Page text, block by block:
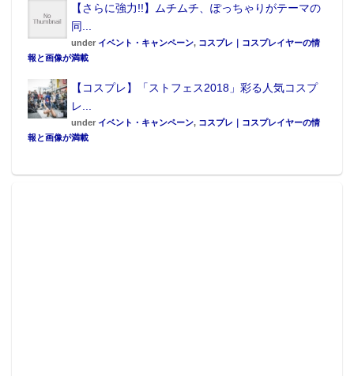
【さらに強力!!】ムチムチ、ぽっちゃりがテーマの
同...
under イベント・キャンペーン, コスプレ｜コスプレイヤーの情
報と画像が満載
【コスプレ】「ストフェス2018」彩る人気コスプ
レ...
under イベント・キャンペーン, コスプレ｜コスプレイヤーの情
報と画像が満載